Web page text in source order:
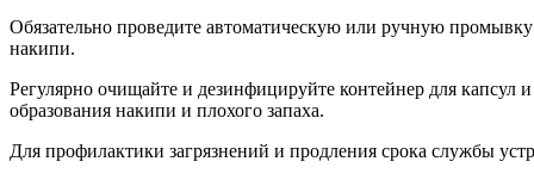
Обязательно проведите автоматическую или ручную
накипи.
Регулярно очищайте и дезинфицируйте контейнер для капсул
образования накипи и плохого запаха.
Для профилактики загрязнений и продления срока службы